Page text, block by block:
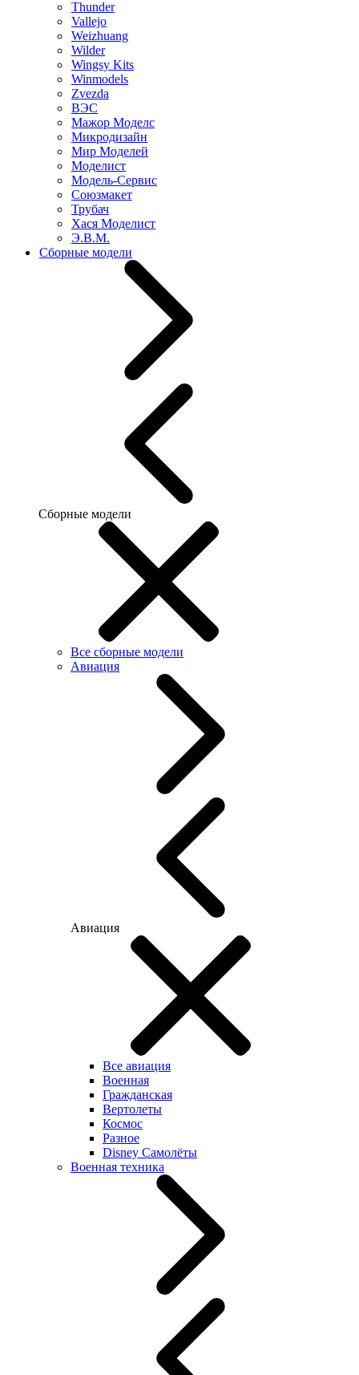
Thunder
Vallejo
Weizhuang
Wilder
Wingsy Kits
Winmodels
Zvezda
ВЭС
Мажор Моделс
Микродизайн
Мир Моделей
Моделист
Модель-Сервис
Союзмакет
Трубач
Хася Моделист
Э.В.М.
Сборные модели
Сборные модели
Все сборные модели
Авиация
Авиация
Все авиация
Военная
Гражданская
Вертолеты
Космос
Разное
Disney Самолёты
Военная техника